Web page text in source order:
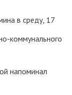
в среду, 17
коммунального
напоминал